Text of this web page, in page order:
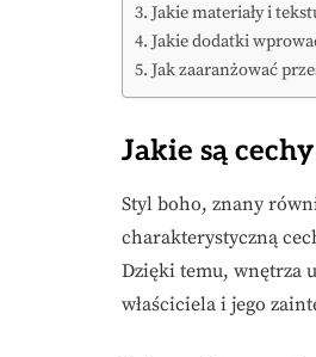
Jakie materiały i
Jakie dodatki
Jak zaaranżować
Jakie są
Styl boho, znany
charakterystyczną
Dzięki temu, wnętrza
właściciela i jego